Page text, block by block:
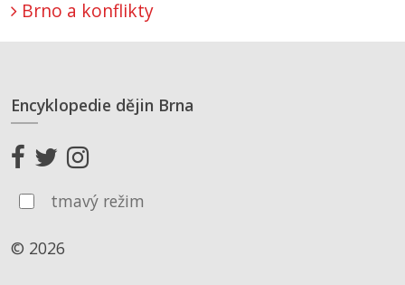
Brno a konflikty
Encyklopedie dějin Brna
tmavý režim
© 2026